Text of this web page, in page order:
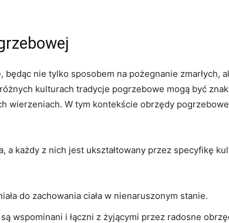
nie tylko sposobem na pożegnanie zmarłych,
kulturach tradycje pogrzebowe mogą być
wierzeniach. W tym kontekście obrzędy
a każdy z nich jest ukształtowany przez specyfikę
do zachowania ciała w nienaruszonym stanie.
wspominani i łączni z żyjącymi przez radosne